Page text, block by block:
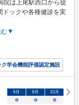
院は上尾駅西口から徒
ドックや各種健診を実
む▼
ク学会機能評価認定施設
8 月 9 月 10月
○ ○ ○